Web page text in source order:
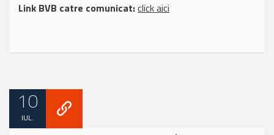
Link BVB catre comunicat:click aici
10
IUL.